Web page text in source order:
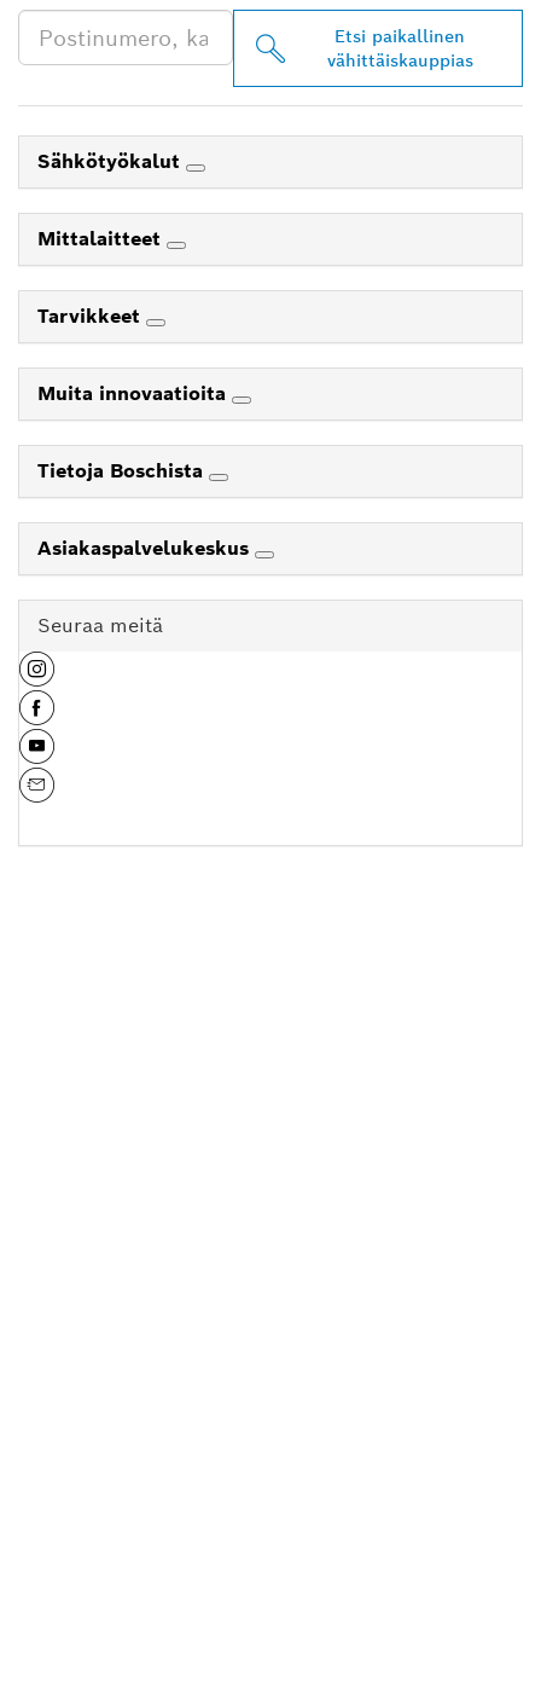
Etsi paikallinen
vähittäiskauppias
Sähkötyökalut
Mittalaitteet
Tarvikkeet
Muita innovaatioita
Tietoja Boschista
Asiakaspalvelukeskus
Seuraa meitä